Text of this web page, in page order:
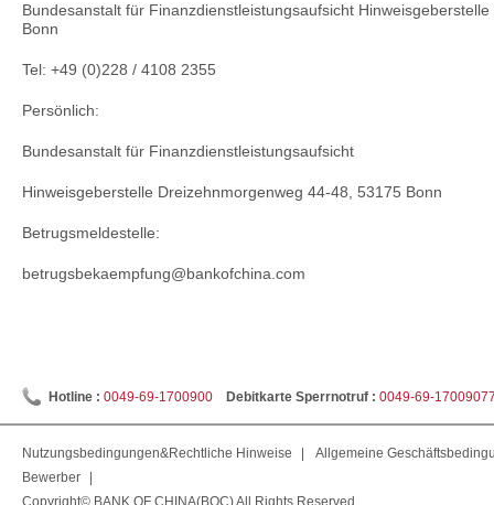
Bundesanstalt für Finanzdienstleistungsaufsicht
Bonn
Tel: +49 (0)228 / 4108 2355
Persönlich:
Bundesanstalt für Finanzdienstleistungsaufsicht
Hinweisgeberstelle Dreizehnmorgenweg 44-48, 53175 Bonn
Betrugsmeldestelle:
betrugsbekaempfung@bankofchina.com
Hotline : 0049-69-1700900 Debitkarte Sperrnotruf : 0049-69-
Nutzungsbedingungen&Rechtliche Hinweise
Allgemeine
Bewerber
Copyright© BANK OF CHINA(BOC) All Rights Reserved.